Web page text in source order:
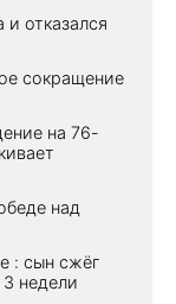
и отказался
сокращение
на 76-
над
: сын сжёг
недели